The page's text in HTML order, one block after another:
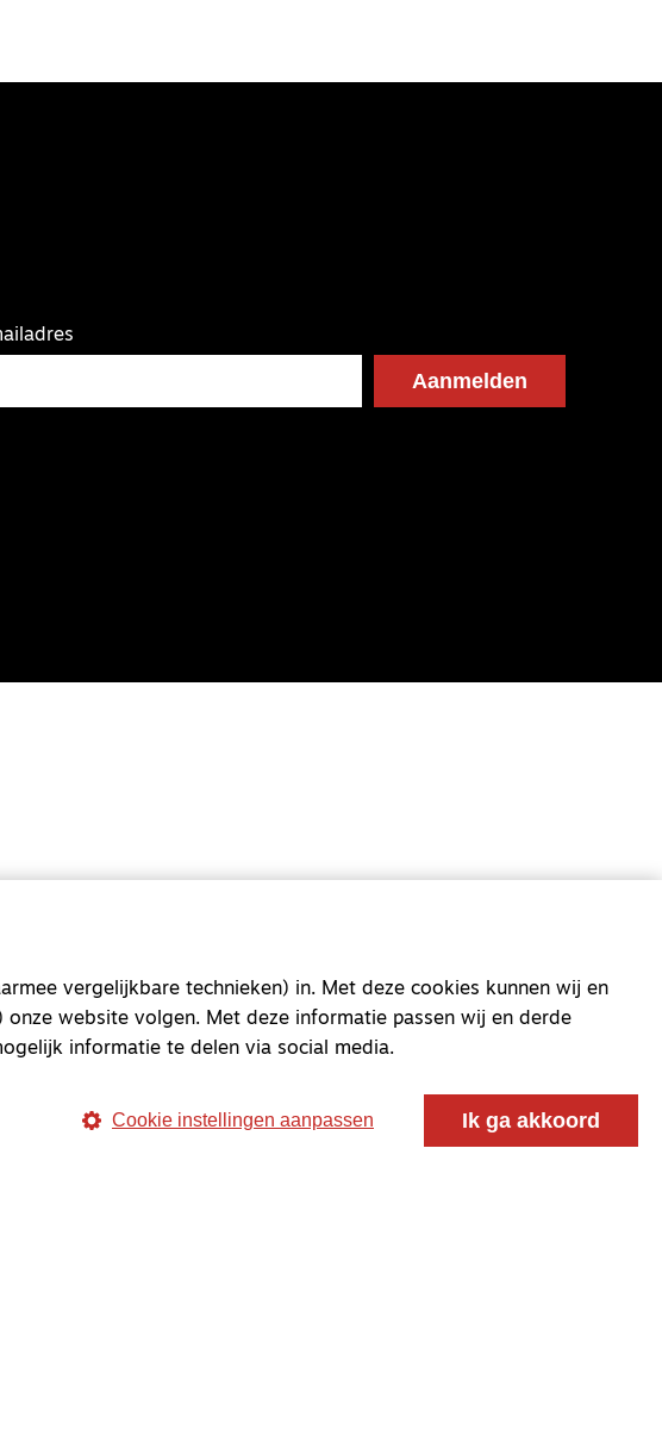
platform voor ontmoeting, vorming en gesprek voor christenen
bijzonder voor de Nederlandse Gereformeerde Kerken.
vergelijkbare technieken) in. Met deze cookies kunnen wij en
website volgen. Met deze informatie passen wij en derde
informatie te delen via social media.
Cookie instellingen aanpassen Ik ga akkoord